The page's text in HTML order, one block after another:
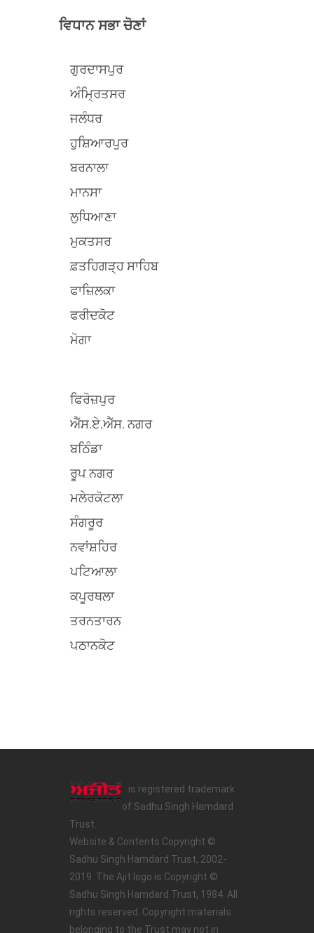
ਵਿਧਾਨ ਸਭਾ ਚੋਣਾਂ
ਗੁਰਦਾਸਪੁਰ
ਅੰਮ੍ਰਿਤਸਰ
ਜਲੰਧਰ
ਹੁਸ਼ਿਆਰਪੁਰ
ਬਰਨਾਲਾ
ਮਾਨਸਾ
ਲੁਧਿਆਣਾ
ਮੁਕਤਸਰ
ਫ਼ਤਹਿਗੜ੍ਹ ਸਾਹਿਬ
ਫਾਜ਼ਿਲਕਾ
ਫਰੀਦਕੋਟ
ਮੋਗਾ
ਫਿਰੋਜ਼ਪੁਰ
ਐੱਸ.ਏ.ਐੱਸ. ਨਗਰ
ਬਠਿੰਡਾ
ਰੂਪ ਨਗਰ
ਮਲੇਰਕੋਟਲਾ
ਸੰਗਰੂਰ
ਨਵਾਂਸ਼ਹਿਰ
ਪਟਿਆਲਾ
ਕਪੂਰਥਲਾ
ਤਰਨਤਾਰਨ
ਪਠਾਨਕੋਟ
is registered trademark
of Sadhu Singh Hamdard
Trust.
Website & Contents Copyright ©
Sadhu Singh Hamdard Trust, 2002-
2019. The Ajit logo is Copyright ©
Sadhu Singh Hamdard Trust, 1984. All
rights reserved. Copyright materials
belonging to the Trust may not in